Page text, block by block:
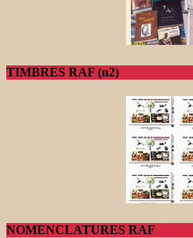
TIMBRES RAF (n2)
NOMENCLATURES RAF